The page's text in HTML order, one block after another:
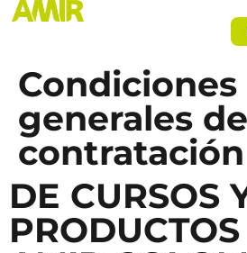
Condiciones
generales
contratación
DE CURSOS